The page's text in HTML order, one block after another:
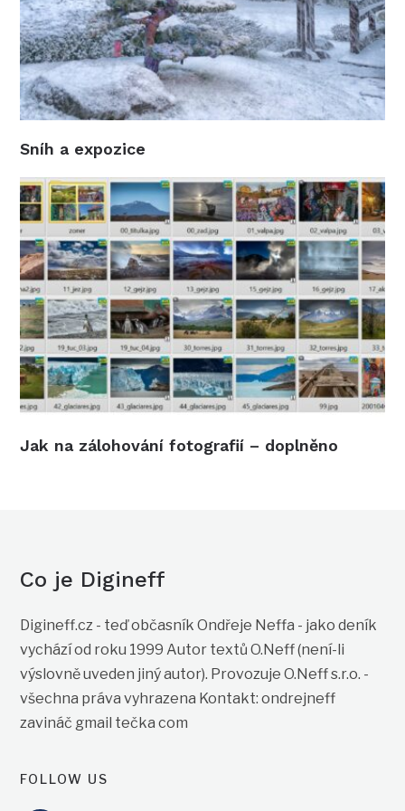
Sníh a expozice
Jak na zálohování fotografií – doplněno
Co je Digineff
Digineff.cz - teď občasník Ondřeje Neffa - jako deník
vychází od roku 1999 Autor textů O.Neff (není-li
výslovně uveden jiný autor). Provozuje O.Neff s.r.o. -
všechna práva vyhrazena Kontakt: ondrejneff
zavináč gmail tečka com
FOLLOW US